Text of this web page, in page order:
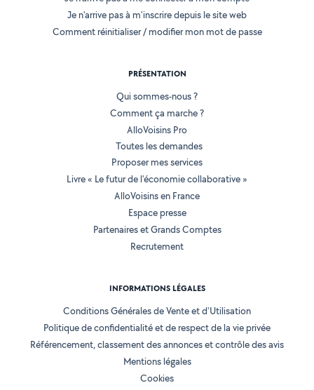
Je n'arrive pas à m'inscrire depuis le site web
Comment réinitialiser / modifier mon mot de passe
PRÉSENTATION
Qui sommes-nous ?
Comment ça marche ?
AlloVoisins Pro
Toutes les demandes
Proposer mes services
Livre « Le futur de l'économie collaborative »
AlloVoisins en France
Espace presse
Partenaires et Grands Comptes
Recrutement
INFORMATIONS LÉGALES
Conditions Générales de Vente et d'Utilisation
Politique de confidentialité et de respect de la vie privée
Référencement, classement des annonces et contrôle des avis
Mentions légales
Cookies